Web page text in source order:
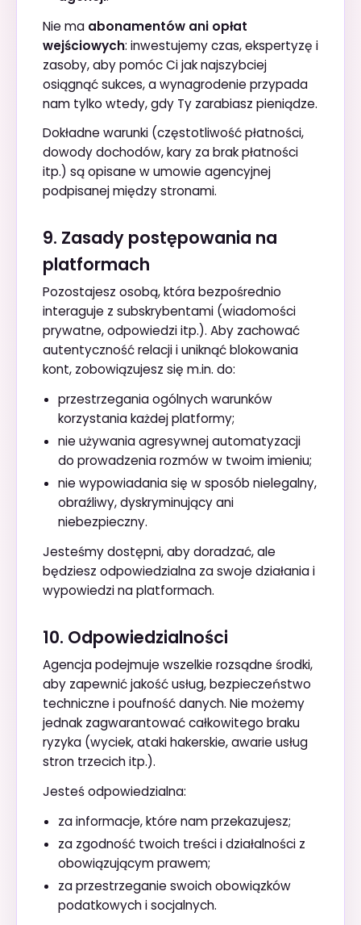
Nie ma abonamentów ani opłat
wejściowych: inwestujemy czas, ekspertyzę i
zasoby, aby pomóc Ci jak najszybciej
osiągnąć sukces, a wynagrodenie przypada
nam tylko wtedy, gdy Ty zarabiasz pieniądze.
Dokładne warunki (częstotliwość płatności,
dowody dochodów, kary za brak płatności
itp.) są opisane w umowie agencyjnej
podpisanej między stronami.
9. Zasady postępowania na
platformach
Pozostajesz osobą, która bezpośrednio
interaguje z subskrybentami (wiadomości
prywatne, odpowiedzi itp.). Aby zachować
autentyczność relacji i uniknąć blokowania
kont, zobowiązujesz się m.in. do:
przestrzegania ogólnych warunków
korzystania każdej platformy;
nie używania agresywnej automatyzacji
do prowadzenia rozmów w twoim imieniu;
nie wypowiadania się w sposób nielegalny,
obraźliwy, dyskryminujący ani
niebezpieczny.
Jesteśmy dostępni, aby doradzać, ale
będziesz odpowiedzialna za swoje działania i
wypowiedzi na platformach.
10. Odpowiedzialności
Agencja podejmuje wszelkie rozsądne środki,
aby zapewnić jakość usług, bezpieczeństwo
techniczne i poufność danych. Nie możemy
jednak zagwarantować całkowitego braku
ryzyka (wyciek, ataki hakerskie, awarie usług
stron trzecich itp.).
Jesteś odpowiedzialna:
za informacje, które nam przekazujesz;
za zgodność twoich treści i działalności z
obowiązującym prawem;
za przestrzeganie swoich obowiązków
podatkowych i socjalnych.